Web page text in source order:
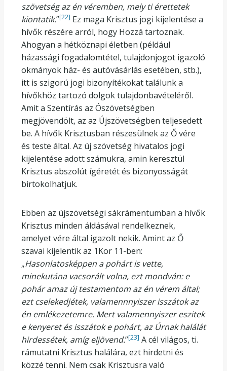
szövetség az én véremben, mely ti érettetek
kiontatik.”[22] Ez maga Krisztus jogi kijelentése a
hívők részére arról, hogy Hozzá tartoznak.
Ahogyan a hétköznapi életben (például
házassági fogadalomtétel, tulajdonjogot igazoló
okmányok ház- és autóvásárlás esetében, stb.),
itt is szigorú jogi bizonyítékokat találunk a
hívőkhöz tartozó dolgok tulajdonbavételéről.
Amit a Szentírás az Ószövetségben
megjövendölt, az az Újszövetségben teljesedett
be. A hívők Krisztusban részesülnek az Ő vére
és teste által. Az új szövetség hivatalos jogi
kijelentése adott számukra, amin keresztül
Krisztus abszolút ígéretét és bizonyosságát
birtokolhatjuk.
Ebben az újszövetségi sákrámentumban a hívők
Krisztus minden áldásával rendelkeznek,
amelyet vére által igazolt nekik. Amint az Ő
szavai kijelentik az 1Kor 11-ben:
„Hasonlatosképpen a pohárt is vette,
minekutána vacsorált volna, ezt mondván: e
pohár amaz új testamentom az én vérem által;
ezt cselekedjétek, valamennnyiszer isszátok az
én emlékezetemre. Mert valamennyiszer eszitek
e kenyeret és isszátok e pohárt, az Úrnak halálát
hirdessétek, amíg eljövend.”[23] A cél világos, ti.
rámutatni Krisztus halálára, ezt hirdetni és
közzé tenni. Nem csak Krisztusra való